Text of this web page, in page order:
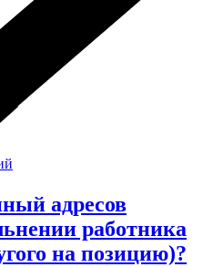
адресов
работника
на позицию)?